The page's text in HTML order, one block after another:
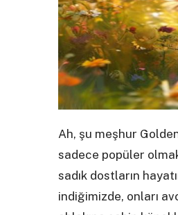
Ah, şu meşhur
sadece popüler
sadık dostların
indiğimizde, onları